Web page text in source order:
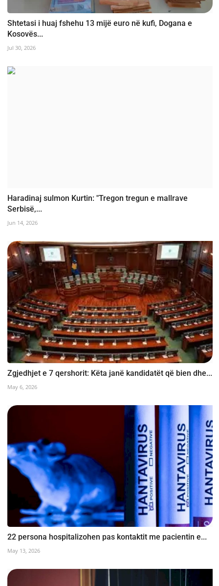
Shtetasi i huaj fshehu 13 mijë euro në kufi, Dogana e
Kosovës...
Jul 30, 2026
Haradinaj sulmon Kurtin: "Tregon tregun e mallrave
Serbisë,...
Jun 14, 2026
Zgjedhjet e 7 qershorit: Këta janë kandidatët që bien dhe...
May 6, 2026
22 persona hospitalizohen pas kontaktit me pacientin e...
May 13, 2026